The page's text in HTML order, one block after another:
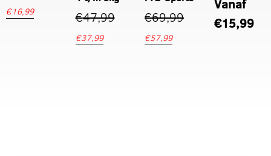
€16,99 €47,99
€37,99
€69,99
€57,99
€15,99